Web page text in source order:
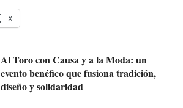
X
Al Toro con Causa y a la Moda: un
evento benéfico que fusiona tradición,
diseño y solidaridad